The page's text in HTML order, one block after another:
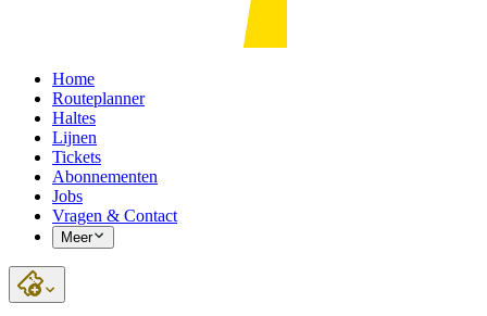
Home
Routeplanner
Haltes
Lijnen
Tickets
Abonnementen
Jobs
Vragen & Contact
Meer